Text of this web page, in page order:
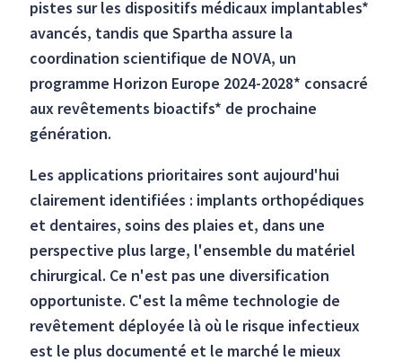
pistes sur les dispositifs médicaux implantables*
avancés, tandis que Spartha assure la
coordination scientifique de NOVA, un
programme Horizon Europe 2024-2028* consacré
aux revêtements bioactifs* de prochaine
génération.
Les applications prioritaires sont aujourd'hui
clairement identifiées : implants orthopédiques
et dentaires, soins des plaies et, dans une
perspective plus large, l'ensemble du matériel
chirurgical. Ce n'est pas une diversification
opportuniste. C'est la même technologie de
revêtement déployée là où le risque infectieux
est le plus documenté et le marché le mieux